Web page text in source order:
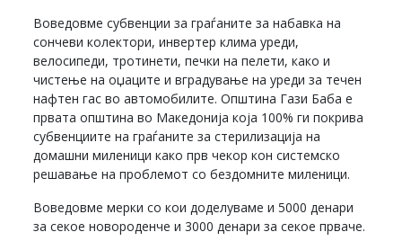
Воведовме субвенции за граѓаните за набавка на
сончеви колектори, инвертер клима уреди,
велосипеди, тротинети, печки на пелети, како и
чистење на оџаците и вградување на уреди за течен
нафтен гас во автомобилите. Општина Гази Баба е
првата општина во Македонија која 100% ги покрива
субвенциите на граѓаните за стерилизација на
домашни миленици како прв чекор кон системско
решавање на проблемот со бездомните миленици.
Воведовме мерки со кои доделуваме и 5000 денари
за секое новороденче и 3000 денари за секое прваче.